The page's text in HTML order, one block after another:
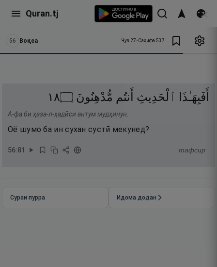
Quran.tj
56 Воқеа Ҷуз 27•Саҳифа 537
أَفَبِهَـٰذَا ٱلْحَدِيثِ أَنتُم مُّدْهِنُونَ ۝٨١
А-фа би ҳаза-л-ҳадӣси антум мудҳинун.
Оё шумо ба ин сухан сустӣ мекунед?
56:81 тафсир
Сураи пурра Идома додан